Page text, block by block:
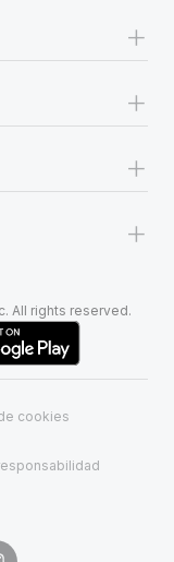
+
+
+
+
All rights reserved.
cookies